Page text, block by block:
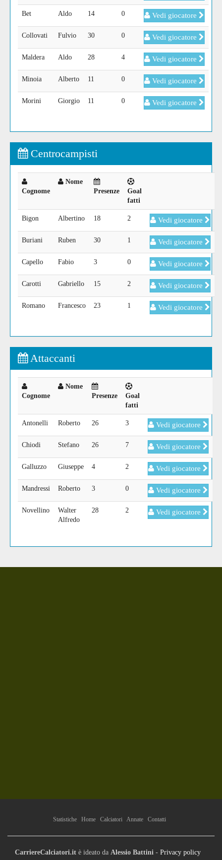
Bet Aldo 14 0 Vedi giocatore
Collovati Fulvio 30 0 Vedi giocatore
Maldera Aldo 28 4 Vedi giocatore
Minoia Alberto 11 0 Vedi giocatore
Morini Giorgio 11 0 Vedi giocatore
Centrocampisti
Cognome
Nome
Presenze
Goal
fatti
Bigon Albertino 18 2 Vedi giocatore
Buriani Ruben 30 1 Vedi giocatore
Capello Fabio 3 0 Vedi giocatore
Carotti Gabriello 15 2 Vedi giocatore
Romano Francesco 23 1 Vedi giocatore
Attaccanti
Cognome
Nome
Presenze
Goal
fatti
Antonelli Roberto 26 3 Vedi giocatore
Chiodi Stefano 26 7 Vedi giocatore
Galluzzo Giuseppe 4 2 Vedi giocatore
Mandressi Roberto 3 0 Vedi giocatore
Novellino
Walter
Alfredo
28 2 Vedi giocatore
Statistiche Home Calciatori Annate Contatti
CarriereCalciatori.it è ideato da Alessio Battini - Privacy policy